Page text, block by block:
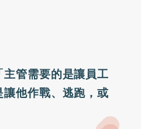
管需要的是讓員工
他作戰、逃跑，或